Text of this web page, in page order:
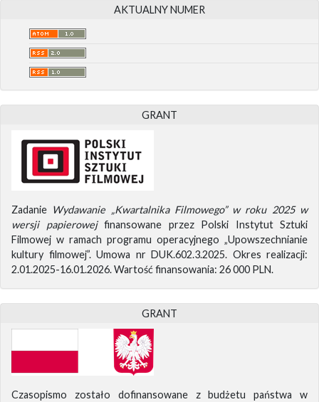
AKTUALNY NUMER
GRANT
Zadanie Wydawanie „Kwartalnika Filmowego” w roku 2025 w
wersji papierowejfinansowane przez Polski Instytut Sztuki
Filmowej w ramach programu operacyjnego „Upowszechnianie
kultury filmowej”. Umowa nr DUK.602.3.2025. Okres realizacji:
2.01.2025-16.01.2026. Wartość finansowania: 26 000 PLN.
GRANT
Czasopismo zostało dofinansowane z budżetu państwa w